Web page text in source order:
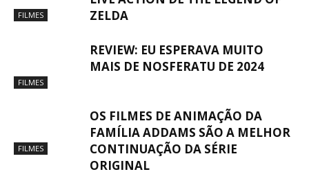
FILMES
ZELDA
FILMES
REVIEW: EU ESPERAVA MUITO
MAIS DE NOSFERATU DE 2024
FILMES
OS FILMES DE ANIMAÇÃO DA
FAMÍLIA ADDAMS SÃO A MELHOR
CONTINUAÇÃO DA SÉRIE
ORIGINAL